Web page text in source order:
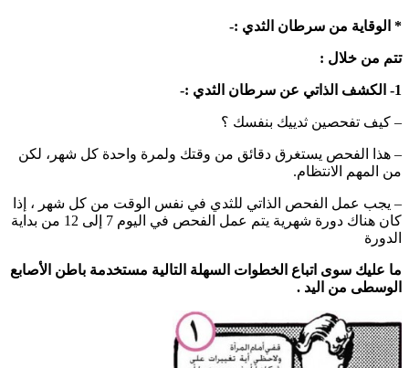
* الوقاية من سرطان الثدي :-
تتم من خلال :
1- الكشف الذاتي عن سرطان الثدي :-
– كيف تفحصين ثدييك بنفسك ؟
– هذا الفحص يستغرق دقائق من وقتك ولمرة واحدة كل شهر، لكن
من المهم الانتظام.
– يجب عمل الفحص الذاتي للثدي في نفس الوقت من كل شهر ، إذا
كان هناك دورة شهرية يتم عمل الفحص في اليوم 7 إلى 12 من بداية
الدورة
ما عليك سوى اتباع الخطوات السهلة التالية مستخدمة باطن الأصابع
الوسطى من اليد .